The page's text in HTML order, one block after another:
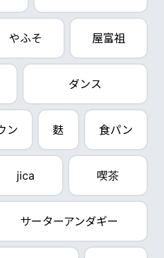
やふそ 屋富祖
ダンス
ン 麩 食パン
jica 喫茶
サーターアンダギー